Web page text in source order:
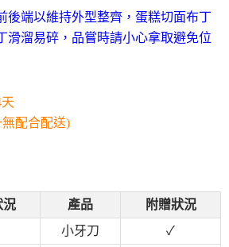
後端以維持外型整齊，蛋糕切面布丁
滑溜易碎，品嘗時請小心拿取避免位
配合配送)
況 產品
附贈狀況
小牙刀
✓